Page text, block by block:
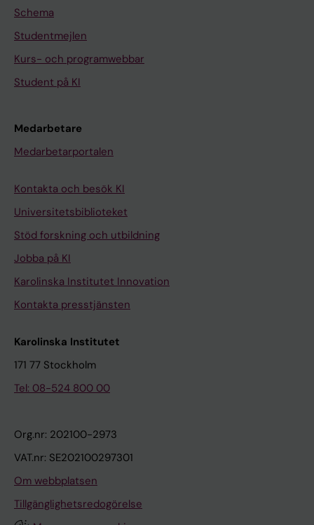
Schema
Studentmejlen
Kurs- och programwebbar
Student på KI
Medarbetare
Medarbetarportalen
Kontakta och besök KI
Universitetsbiblioteket
Stöd forskning och utbildning
Jobba på KI
Karolinska Institutet Innovation
Kontakta presstjänsten
Karolinska Institutet
171 77 Stockholm
Tel: 08-524 800 00
Org.nr: 202100-2973
VAT.nr: SE202100297301
Om webbplatsen
Tillgänglighetsredogörelse